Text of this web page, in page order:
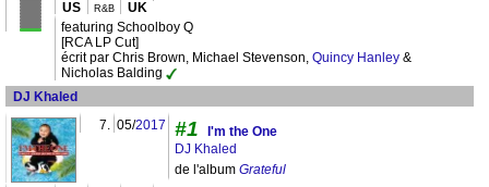
US
R&B UK
featuring Schoolboy Q
[RCA LP Cut]
écrit par Chris Brown, Michael Stevenson, Quincy Hanley &
Nicholas Balding
DJ Khaled
7. 05/2017 #1
I'm the One
DJ Khaled
de l'album Grateful